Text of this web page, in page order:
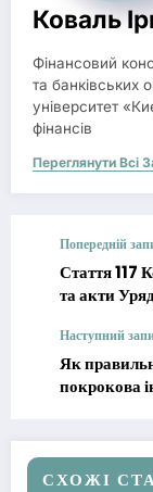
Коваль
Фінансовий
та банківських
університет
фінансів
Переглянути Всі
Попередній
Стаття 117
та акти
Наступний
Як
покрокова
СХОЖІ